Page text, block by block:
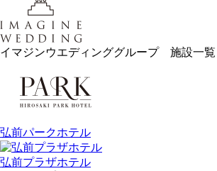
イマジンウエディンググループ 施設一覧
弘前パークホテル
弘前プラザホテル